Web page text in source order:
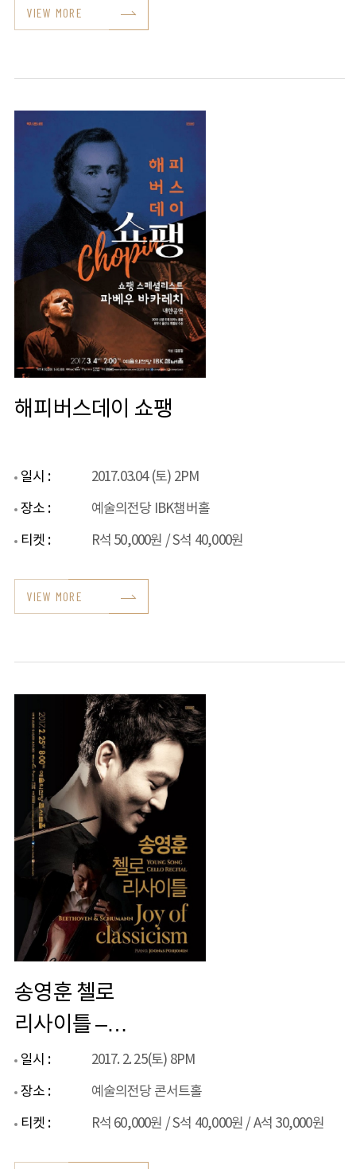
VIEW MORE
해피버스데이 쇼팽
일시 :
2017.03.04 (토) 2PM
장소 :
예술의전당 IBK챔버홀
티켓 :
R석 50,000원 / S석 40,000원
VIEW MORE
송영훈 첼로
리사이틀 –
Beethoven&Schu
mann ‘Joy of
classicism’
일시 :
2017. 2. 25(토) 8PM
장소 :
예술의전당 콘서트홀
티켓 :
R석 60,000원 / S석 40,000원 / A석 30,000원